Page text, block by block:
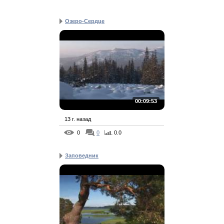
Озеро-Сердце
00:09:53
13 г. назад
0 0 0.0
Заповедник